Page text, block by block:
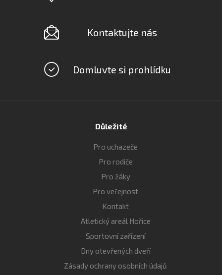
Kontaktujte nás
Domluvte si prohlídku
Důležité
Pro uchazeče
Pro rodiče
Pro žáky
Pro veřejnost
Kontakt
Atletický areál Hořice
Sportovní zařízení
Dny otevřených dveří
Zásady ochrany osobních údajů